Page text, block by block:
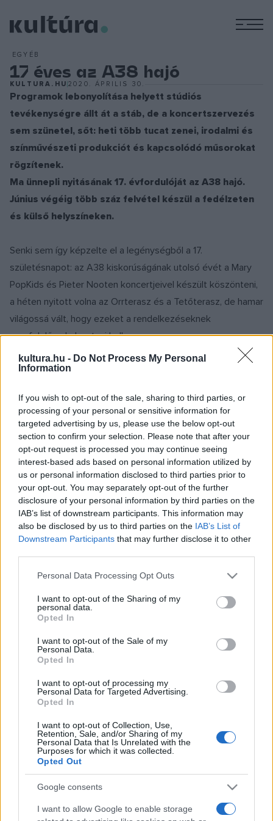
kultura.hu - Do Not Process My Personal
Information
If you wish to opt-out of the sale, sharing to third parties, or
processing of your personal or sensitive information for
targeted advertising by us, please use the below opt-out
section to confirm your selection. Please note that after your
opt-out request is processed you may continue seeing
interest-based ads based on personal information utilized by
us or personal information disclosed to third parties prior to
your opt-out. You may separately opt-out of the further
disclosure of your personal information by third parties on the
IAB’s list of downstream participants. This information may
also be disclosed by us to third parties on the IAB’s List of
Downstream Participants that may further disclose it to other
Please note that this website/app uses one or more Google
not limited to your visit or usage behaviour. You may click to
grant or deny consent to Google and its third-party tags to
use your data for below specified purposes in below Google
consent section.
Personal Data Processing Opt Outs
I want to opt-out of the Sharing of my
personal data.
Opted In
I want to opt-out of the Sale of my
Personal Data.
Opted In
I want to opt-out of processing my
Personal Data for Targeted Advertising.
Opted In
I want to opt-out of Collection, Use,
Retention, Sale, and/or Sharing of my
Personal Data that Is Unrelated with the
Purposes for which it was collected.
Opted Out
Google consents
I want to allow Google to enable storage
EGYÉB
17 éves az A38 hajó
KULTURA.HU 2020. ÁPRILIS 30.
Programok lebonyolítása helyett stúdiós
tevékenységre állt át a stáb, de a koncertszervezés
sem szünetel, sőt: heti több tucat zenei, irodalmi és
színművészeti produkciót és kapcsolódó műsorokat
rögzítenek.
Ma ünnepli nyitásának 17. évfordulóját az A38 hajó.
Június végéig több száz felvétel készül a fedélzeten
és külső helyszíneken.
Senki sem így képzelte el a legénységből a 17.
születésnapot: az A38 kiskorúságának utolsó évét a Mary
PopKids és Pieter Nooten koncertjeivel készült köszönteni,
a héten nyitott volna az Orrterasz és a Tetőterasz, de hamar
világossá vált, hogy ezeket a rendelkezéseknek
megfelelően halasztani kell.
Alkalmazkodva a helyzethez, az A38 stúdiós működésre
hirdetett meg zenei és társművészeti produkciók számára
az EMMI Kulturális Államtitkárságával, az MTVA-val, a Petőfi
Irodalmi Múzeummal és a Petőfi Irodalmi Ügynökséggel. Az
M2 Petőfi TV Én vagyok itthon című, naponta jelentkező
műsorában már láthatók részletek az elkészült anyagokból.
Közben – ahogy most minden ünnepelt – az A38 is online
fogadja a köszöntéseket: arról kérdeztek elismert magyar
művészeket, mit csináltak 17 évesen. Az erről készült
videókat folyamatosan teszik közzé a hétvége folyamán
Facebookoldalukon, ahol már megtekinthető a klub vezető
programszervezője, Bende Zsuzsanna szívhez szóló
születésnapi üzenete
a zene, a közösség és a hajó
Az ünneplés közben pedig már zajlik az előkészítés a
következő projektre: május 10-én startol a
Vasárnapi Iskola
című streamkoncert-sorozat, ami minden héten a Kárpát-
az A38 Hajóról. A projektben médiapartnerként részt vevő
Hajónapló Facebook oldalánlehet majd követni a
közvetítéseket – egy „pilot nap” márciusi felvételei már
visszanézhetők a
Aki támogatni szeretné az A38 Hajót, zenehallgatással